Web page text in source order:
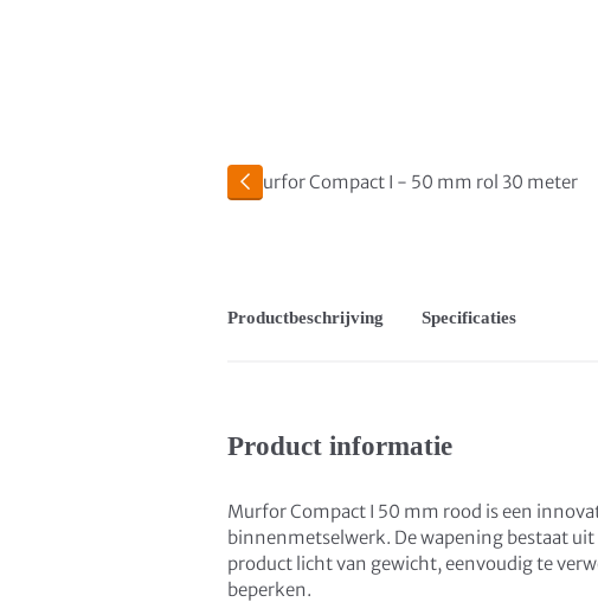
Productbeschrijving Specificaties
Product informatie
Murfor Compact I 50 mm rood is een
binnenmetselwerk. De wapening bestaat
product licht van gewicht, eenvoudig te
beperken.